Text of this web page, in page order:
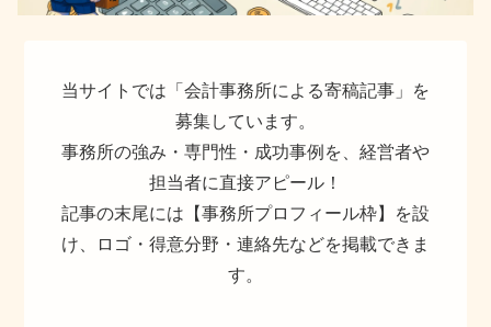
当サイトでは「会計事務所による寄稿記事」を
募集しています。
事務所の強み・専門性・成功事例を、経営者や
担当者に直接アピール！
記事の末尾には【事務所プロフィール枠】を設
け、ロゴ・得意分野・連絡先などを掲載できま
す。